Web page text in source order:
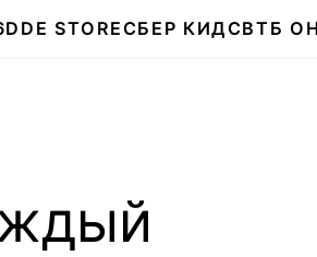
DDE STORE СБЕР КИДСВТБ